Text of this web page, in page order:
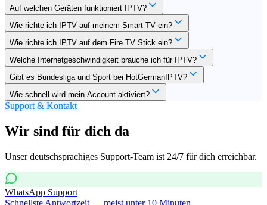
Auf welchen Geräten funktioniert IPTV?
Wie richte ich IPTV auf meinem Smart TV ein?
Wie richte ich IPTV auf dem Fire TV Stick ein?
Welche Internetgeschwindigkeit brauche ich für IPTV?
Gibt es Bundesliga und Sport bei HotGermanIPTV?
Wie schnell wird mein Account aktiviert?
Support & Kontakt
Wir sind für dich da
Unser deutschsprachiges Support-Team ist 24/7 für dich erreichbar.
WhatsApp Support